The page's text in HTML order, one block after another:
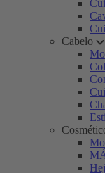
Cabelo